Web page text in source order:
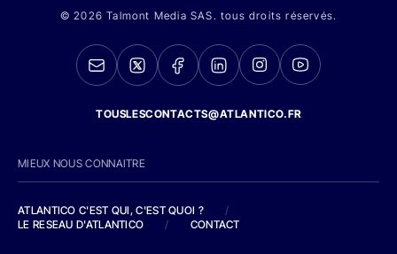
© 2026 Talmont Media SAS. tous droits réservés.
TOUSLESCONTACTS@ATLANTICO.FR
MIEUX NOUS CONNAITRE
ATLANTICO C'EST QUI, C'EST QUOI ?
/
LE RESEAU D'ATLANTICO
/ CONTACT